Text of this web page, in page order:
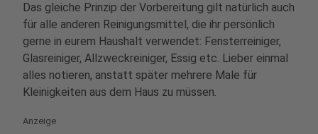
Das gleiche Prinzip der Vorbereitung gilt natürlich auch
für alle anderen Reinigungsmittel, die ihr persönlich
gerne in eurem Haushalt verwendet: Fensterreiniger,
Glasreiniger, Allzweckreiniger, Essig etc. Lieber einmal
alles notieren, anstatt später mehrere Male für
Kleinigkeiten aus dem Haus zu müssen.
Anzeige